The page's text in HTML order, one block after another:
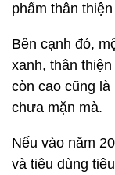
phẩm thân
Bên cạnh đó,
xanh, thân
còn cao cũng
chưa mặn mà.
Nếu vào năm
và tiêu dùng